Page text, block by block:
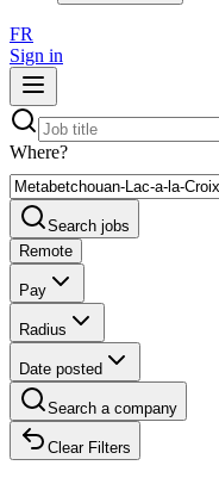
FR
Sign in
Where?
Search jobs
Remote
Pay
Radius
Date posted
Search a company
Clear Filters